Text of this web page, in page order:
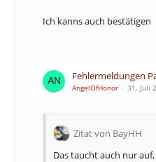
Ich kanns auch bestätigen
Fehlermeldungen
AngelOfHonor 31. Juli
Zitat von BayHH
Das taucht auch nur